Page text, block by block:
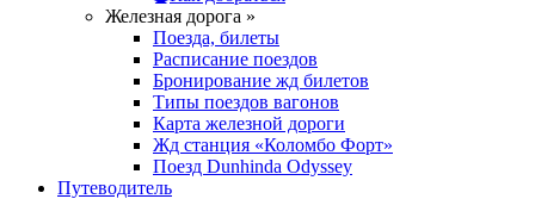
Железная дорога »
Поезда, билеты
Расписание поездов
Бронирование жд билетов
Типы поездов вагонов
Карта железной дороги
Жд станция «Коломбо Форт»
Поезд Dunhinda Odyssey
Путеводитель